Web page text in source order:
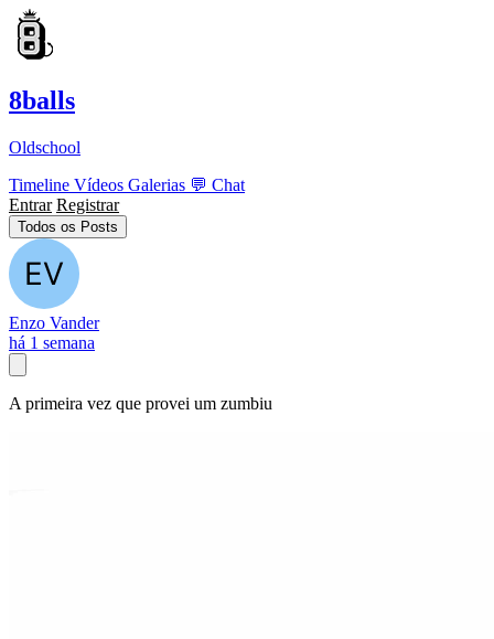
8balls
Oldschool
Timeline Vídeos Galerias 💬 Chat
Entrar Registrar
Todos os Posts
Enzo Vander
há 1 semana
A primeira vez que provei um zumbiu